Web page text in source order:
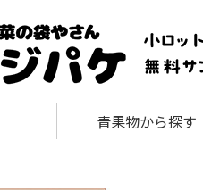
青果物から探す